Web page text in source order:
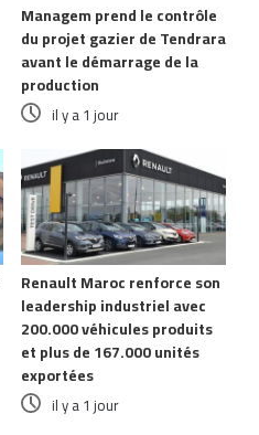
Managem prend le contrôle
du projet gazier de Tendrara
avant le démarrage de la
production
il y a 1 jour
Renault Maroc renforce son
leadership industriel avec
200.000 véhicules produits
et plus de 167.000 unités
exportées
il y a 1 jour